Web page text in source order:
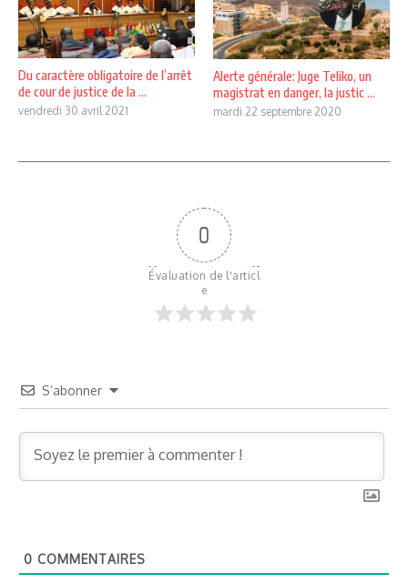
Du caractère obligatoire de l’arrêt
de cour de justice de la ...
vendredi 30 avril 2021
Alerte générale: Juge Teliko, un
magistrat en danger, la justic ...
mardi 22 septembre 2020
0
Évaluation de l'articl
e
S’abonner
0 COMMENTAIRES